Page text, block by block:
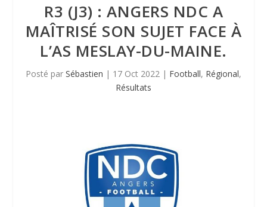
R3 (J3) : ANGERS NDC A
MAÎTRISÉ SON SUJET FACE À
L’AS MESLAY-DU-MAINE.
Posté par Sébastien | 17 Oct 2022 | Football, Régional,
Résultats